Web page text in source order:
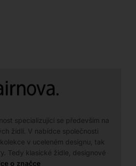
specializující se především na
židlí. V nabídce společnosti
v uceleném designu, tak
Tedy klasické židle, designové
o značce